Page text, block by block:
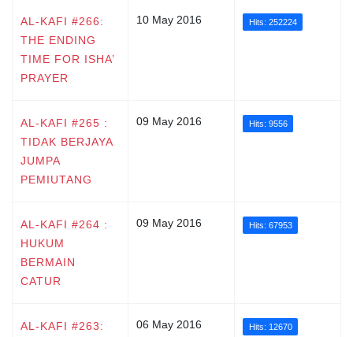
AL-KAFI #266:
THE ENDING
TIME FOR ISHA’
PRAYER
10 May 2016 Hits: 252224
AL-KAFI #265 :
TIDAK BERJAYA
JUMPA
PEMIUTANG
09 May 2016 Hits: 9556
AL-KAFI #264 :
HUKUM
BERMAIN
CATUR
09 May 2016 Hits: 67953
AL-KAFI #263:
06 May 2016 Hits: 12670